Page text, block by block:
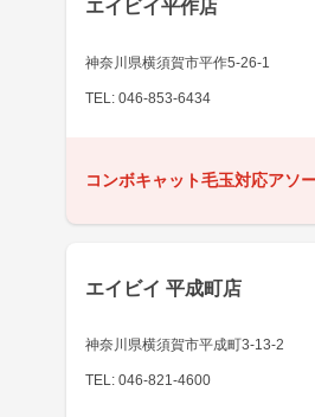
エイビイ平作店
神奈川県横須賀市平作5-26-1
TEL: 046-853-6434
コンボキャット毛玉対応アソ
エイビイ 平成町店
神奈川県横須賀市平成町3-13-2
TEL: 046-821-4600